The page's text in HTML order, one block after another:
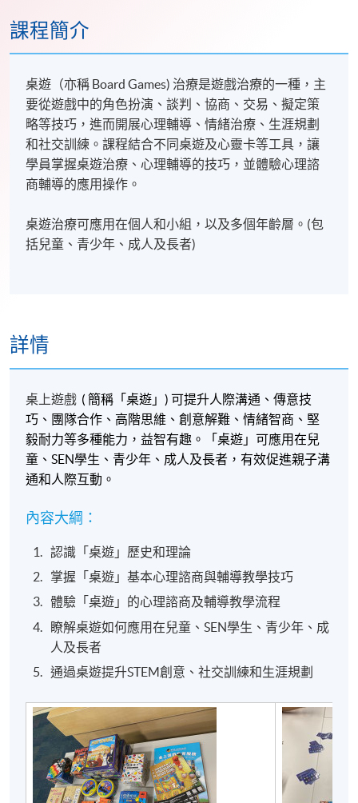
課程簡介
桌遊（亦稱 Board Games) 治療是遊戲治療的一種，主
要從遊戲中的角色扮演、談判、協商、交易、擬定策
略等技巧，進而開展心理輔導、情緒治療、生涯規劃
和社交訓練。課程結合不同桌遊及心靈卡等工具，讓
學員掌握桌遊治療、心理輔導的技巧，並體驗心理諮
商輔導的應用操作。
桌遊治療可應用在個人和小組，以及多個年齡層。(包
括兒童、青少年、成人及長者)
詳情
桌上遊戲 (簡稱「桌遊」) 可提升人際溝通、傳意技
巧、團隊合作、高階思維、創意解難、情緒智商、堅
毅耐力等多種能力，益智有趣。「桌遊」可應用在兒
童、 SEN學生、青少年、成人及長者，有效促進親子溝
通和人際互動。
內容大綱：
認識「桌遊」歷史和理論
掌握「桌遊」基本心理諮商與輔導教學技巧
體驗「桌遊」的心理諮商及輔導教學流程
瞭解桌遊如何應用在兒童、SEN學生、青少年、成
人及長者
通過桌遊提升STEM創意、社交訓練和生涯規劃